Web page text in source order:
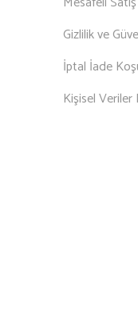
Gizlilik ve
İptal İade
Kişisel Veriler